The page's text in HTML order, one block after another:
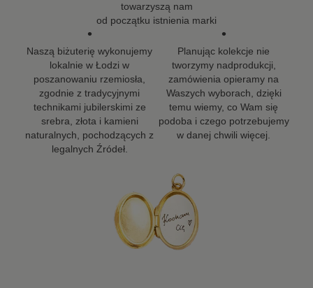
towarzyszą nam
od początku istnienia marki
•
Naszą biżuterię wykonujemy
lokalnie w Łodzi w
poszanowaniu rzemiosła,
zgodnie z tradycyjnymi
technikami jubilerskimi ze
srebra, złota i kamieni
naturalnych, pochodzących z
legalnych Źródeł.
•
Planując kolekcje nie
tworzymy nadprodukcji,
zamówienia opieramy na
Waszych wyborach, dzięki
temu wiemy, co Wam się
podoba i czego potrzebujemy
w danej chwili więcej.